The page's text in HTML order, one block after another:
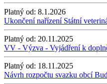
Platný od: 8.1.2026
Ukončení nařízení Státní
Platný od: 20.11.2025
VV - Výzva - Vyjádření k
Platný od: 18.11.2025
Návrh rozpočtu svazku obcí